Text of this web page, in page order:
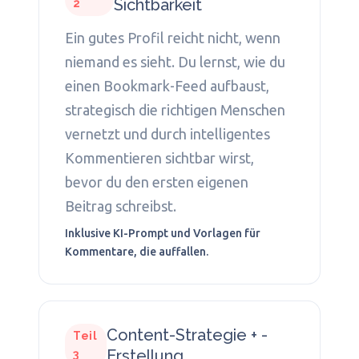
2 Sichtbarkeit
Ein gutes Profil reicht nicht, wenn
niemand es sieht. Du lernst, wie du
einen Bookmark-Feed aufbaust,
strategisch die richtigen Menschen
vernetzt und durch intelligentes
Kommentieren sichtbar wirst,
bevor du den ersten eigenen
Beitrag schreibst.
Inklusive KI-Prompt und Vorlagen für
Kommentare, die auffallen.
Teil
3
Content-Strategie + -